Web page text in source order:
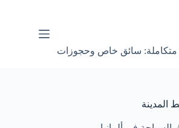
سائق خاص وحجوزات
المدينة